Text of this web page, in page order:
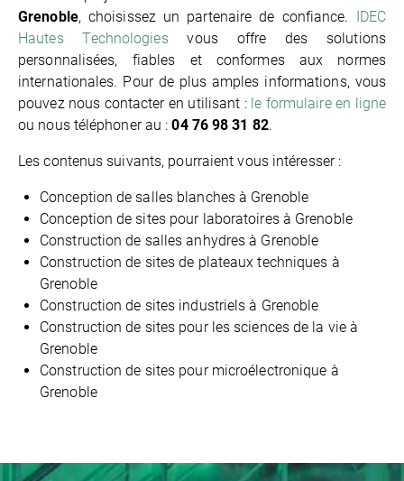
Grenoble, choisissez un partenaire de confiance. IDEC
Hautes Technologiesvous offre des solutions
personnalisées, fiables et conformes aux normes
internationales. Pour de plus amples informations, vous
pouvez nous contacter en utilisant : le formulaire en ligne
ou nous téléphoner au :04 76 98 31 82.
Les contenus suivants, pourraient vous intéresser :
Conception de salles blanches à Grenoble
Conception de sites pour laboratoires à Grenoble
Construction de salles anhydres à Grenoble
Construction de sites de plateaux techniques à
Grenoble
Construction de sites industriels à Grenoble
Construction de sites pour les sciences de la vie à
Grenoble
Construction de sites pour microélectronique à
Grenoble